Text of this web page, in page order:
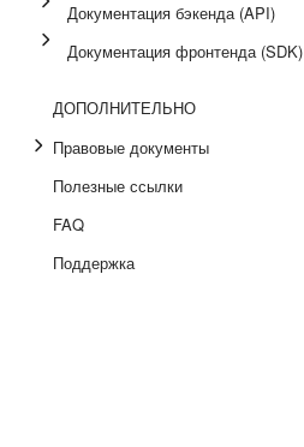
Документация бэкенда (API)
Документация фронтенда (SDK)
ДОПОЛНИТЕЛЬНО
Правовые документы
Полезные ссылки
FAQ
Поддержка